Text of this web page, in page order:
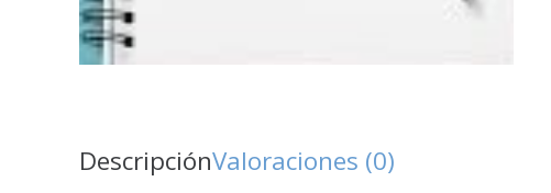
DescripciónValoraciones (0)